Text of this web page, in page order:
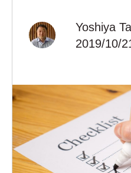
Yoshiya
2019/10/